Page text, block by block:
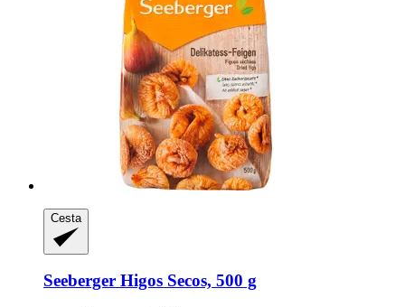
Cesta
Seeberger Higos Secos, 500 g